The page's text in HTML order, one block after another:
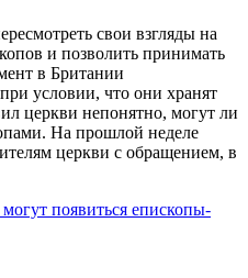
свои взгляды на
и позволить принимать
в Британии
условии, что они хранят
церкви непонятно, могут ли
На прошлой неделе
церкви с обращением, в
появиться епископы-